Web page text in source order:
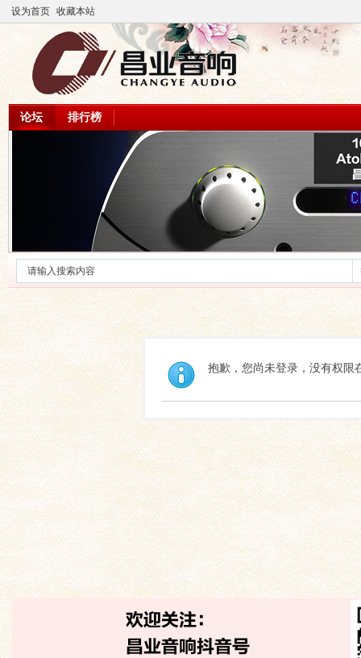
设为首页 收藏本站
论坛 排行榜
抱歉，您尚未登录，没有权限